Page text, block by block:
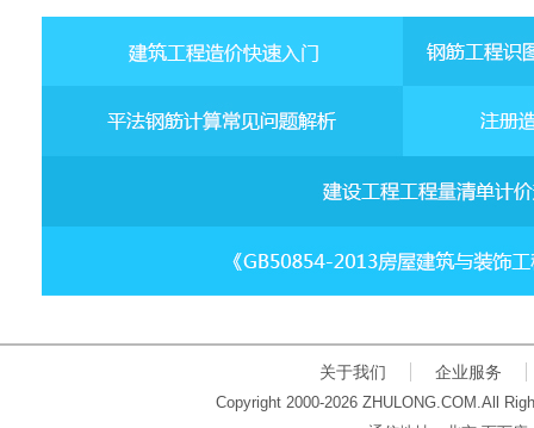
关于我们 企业服务
Copyright 2000-2026 ZHULONG.COM.All